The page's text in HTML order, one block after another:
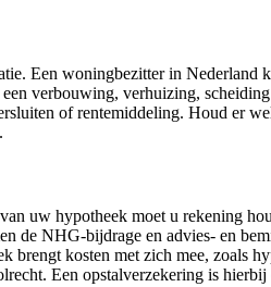
Een woningbezitter in Nederland
verbouwing, verhuizing,
of rentemiddeling. Houd er
uw hypotheek moet u rekening
de NHG-bijdrage en advies- en
kosten met zich mee, zoals
Een opstalverzekering is